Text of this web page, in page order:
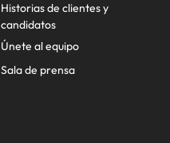
Historias de clientes y
candidatos
Únete al equipo
Sala de prensa